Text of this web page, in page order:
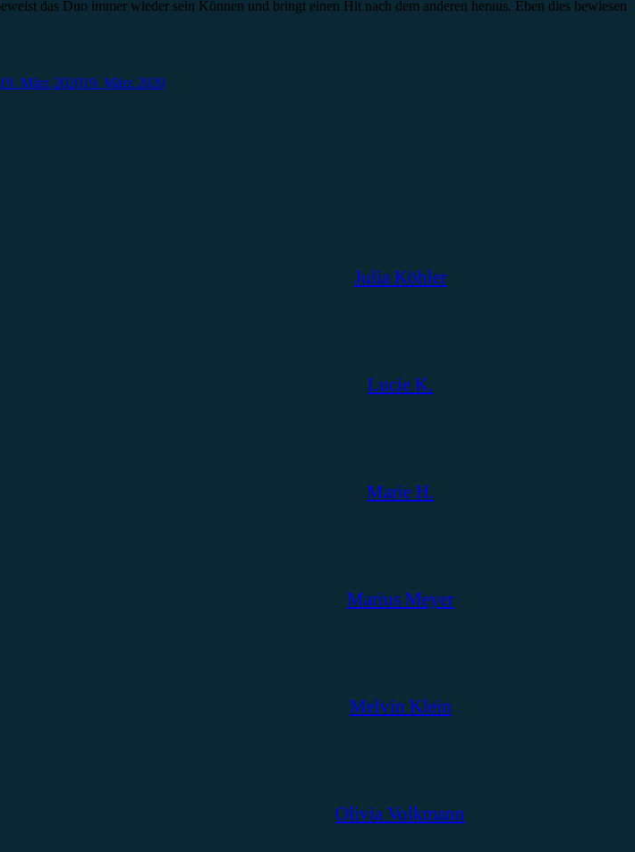
das Duo immer wieder sein Können und bringt einen Hit nach dem anderen heraus. Eben dies bewiesen
März 202019. März 2020
Julia Köhler
Lucie K.
Marie H.
Marius Meyer
Melvin Klein
Olivia Volkmann